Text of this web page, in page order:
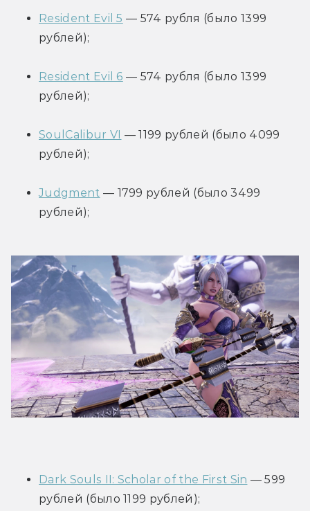
Resident Evil 5 — 574 рубля (было 1399
рублей);
Resident Evil 6 — 574 рубля (было 1399
рублей);
SoulCalibur VI — 1199 рублей (было 4099
рублей);
Judgment — 1799 рублей (было 3499
рублей);
Dark Souls II: Scholar of the First Sin — 599
рублей (было 1199 рублей);